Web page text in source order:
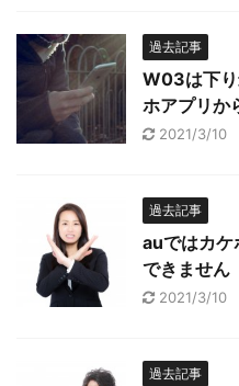
過去記事
W03は下
ホアプリか
2021/3/10
過去記事
auではカケ
できません
2021/3/10
過去記事